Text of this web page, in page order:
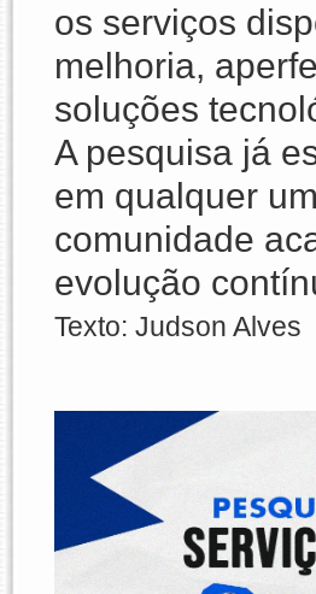
os serviços
melhoria,
soluções
A pesquisa já
em qualquer
comunidade
evolução
Texto: Judson Alves